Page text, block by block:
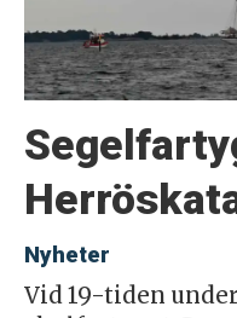
Nyheter
Vid 19-tiden